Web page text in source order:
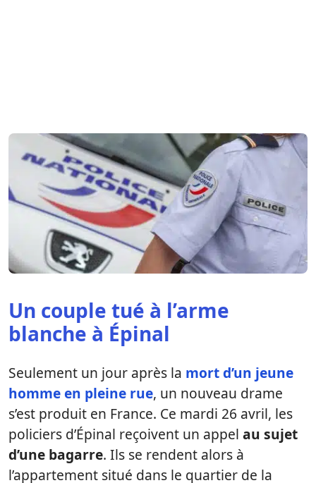
Un couple tué à l’arme
blanche à Épinal
Seulement un jour après la mort d’un jeune
homme en pleine rue, un nouveau drame
s’est produit en France. Ce mardi 26 avril, les
policiers d’Épinal reçoivent un appel au sujet
d’une bagarre. Ils se rendent alors à
l’appartement situé dans le quartier de la